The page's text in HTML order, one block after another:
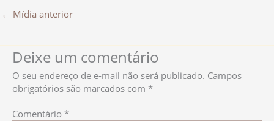
← Mídia anterior
Deixe um comentário
O seu endereço de e-mail não será publicado. Campos
obrigatórios são marcados com *
Comentário *